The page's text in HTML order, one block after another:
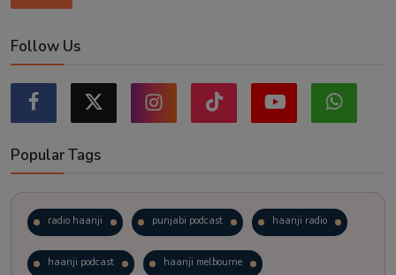
Follow Us
Popular Tags
radio haanji punjabi podcast haanji radio
haanji podcast haanji melbourne